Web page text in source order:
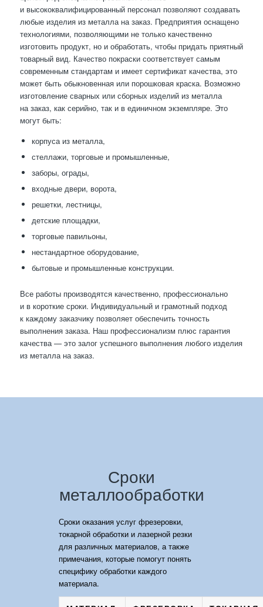
и высококвалифицированный персонал позволяют создавать
любые изделия из металла на заказ. Предприятия оснащено
технологиями, позволяющими не только качественно
изготовить продукт, но и обработать, чтобы придать приятный
товарный вид. Качество покраски соответствует самым
современным стандартам и имеет сертификат качества, это
может быть обыкновенная или порошковая краска. Возможно
изготовление сварных или сборных изделий из металла
на заказ, как серийно, так и в единичном экземпляре. Это
могут быть:
корпуса из металла,
стеллажи, торговые и промышленные,
заборы, ограды,
входные двери, ворота,
решетки, лестницы,
детские площадки,
торговые павильоны,
нестандартное оборудование,
бытовые и промышленные конструкции.
Все работы производятся качественно, профессионально
и в короткие сроки. Индивидуальный и грамотный подход
к каждому заказчику позволяет обеспечить точность
выполнения заказа. Наш профессионализм плюс гарантия
качества — это залог успешного выполнения любого изделия
из металла на заказ.
Сроки
металлообработки
Сроки оказания услуг фрезеровки,
токарной обработки и лазерной резки
для различных материалов, а также
примечания, которые помогут понять
специфику обработки каждого
материала.